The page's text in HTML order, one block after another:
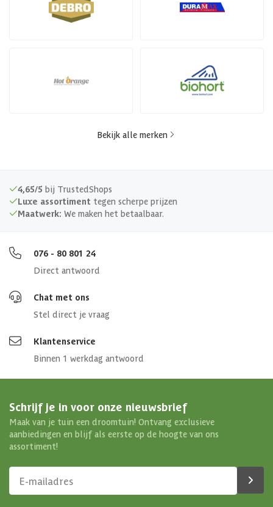
Bekijk alle merken
4,65/5 bij TrustedShops
Luxe assortiment tegen scherpe prijzen
Maatwerk: We maken het betaalbaar.
076 - 80 801 24
Direct antwoord
Chat met ons
Stel direct je vraag
Klantenservice
Binnen 1 werkdag antwoord
Schrijf je in voor onze nieuwsbrief
Maak van je tuin een droomtuin! Ontvang exclusieve
aanbiedingen en blijf als eerste op de hoogte van ons
assortiment!